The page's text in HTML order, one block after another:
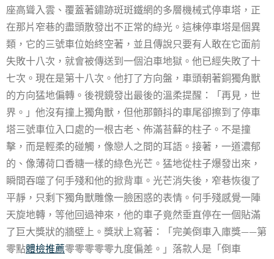
座高聳入雲、覆蓋著鏽跡斑斑鐵網的多層機械式停車塔，正
在那片窄巷的盡頭散發出不正常的綠光。這棟停車塔是個異
類，它的三號車位始終空著，並且傳說只要有人敢在它面前
失敗十八次，就會被傳送到一個泊車地獄。他已經失敗了十
七次。現在是第十八次。他打了方向盤，車頭朝著銅獨角獸
的方向猛地偏轉。後視鏡發出最後的溫柔提醒：「再見，世
界。」他沒有撞上獨角獸，但他那顫抖的車尾卻擦到了停車
塔三號車位入口處的一根古老、佈滿苔蘚的柱子。不是撞
擊，而是輕柔的碰觸，像戀人之間的耳語。接著，一道濃郁
的、像薄荷口香糖一樣的綠色光芒。猛地從柱子爆發出來，
瞬間吞噬了何手殘和他的掀背車。光芒消失後，窄巷恢復了
平靜，只剩下獨角獸雕像一臉困惑的表情。何手殘感覺一陣
天旋地轉，等他回過神來，他的車子竟然垂直停在一個貼滿
了巨大獎狀的牆壁上。獎狀上寫著：「完美倒車入庫獎——第
零點體檢推薦零零零零零九度偏差。」落款人是「倒車